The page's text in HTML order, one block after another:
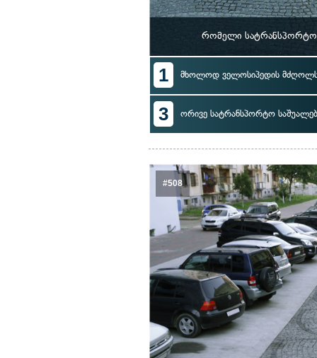
რომელი სატრანსპორტო
1 მხოლოდ ველოსიპედის
3 ორივე სატრანსპორტო
#508